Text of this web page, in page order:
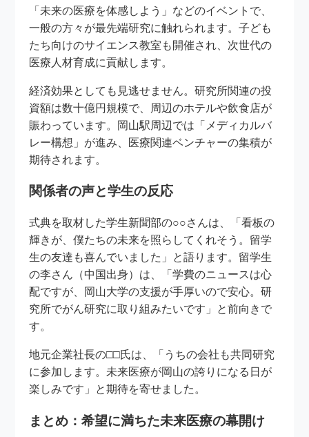
「未来の医療を体感しよう」などのイベントで、
一般の方々が最先端研究に触れられます。子ども
たち向けのサイエンス教室も開催され、次世代の
医療人材育成に貢献します。
経済効果としても見逃せません。研究所関連の投
資額は数十億円規模で、周辺のホテルや飲食店が
賑わっています。岡山駅周辺では「メディカルバ
レー構想」が進み、医療関連ベンチャーの集積が
期待されます。
関係者の声と学生の反応
式典を取材した学生新聞部の○○さんは、「看板の
輝きが、僕たちの未来を照らしてくれそう。留学
生の友達も喜んでいました」と語ります。留学生
の李さん（中国出身）は、「学費のニュースは心
配ですが、岡山大学の支援が手厚いので安心。研
究所でがん研究に取り組みたいです」と前向きで
す。
地元企業社長の□□氏は、「うちの会社も共同研究
に参加します。未来医療が岡山の誇りになる日が
楽しみです」と期待を寄せました。
まとめ：希望に満ちた未来医療の幕開け